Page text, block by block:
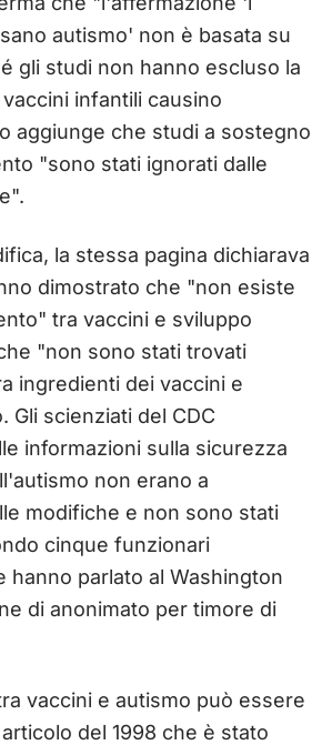
autismo' non è basata su
gli studi non hanno escluso la
infantili causino
aggiunge che studi a sostegno
"sono stati ignorati dalle
la stessa pagina dichiarava
dimostrato che "non esiste
tra vaccini e sviluppo
"non sono stati trovati
ingredienti dei vaccini e
Gli scienziati del CDC
informazioni sulla sicurezza
non erano a
modifiche e non sono stati
cinque funzionari
hanno parlato al Washington
di anonimato per timore di
vaccini e autismo può essere
del 1998 che è stato